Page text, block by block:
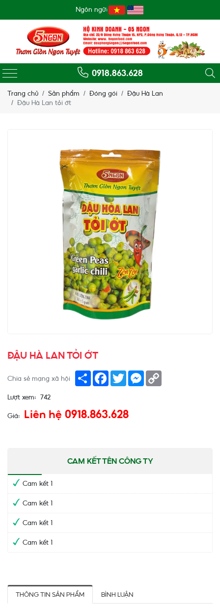
Ngôn ngữ:
0918.863.628
Trang chủ Sản phẩm Đóng gói
Đậu Hà Lan
Đậu Hà Lan tỏi ớt
ĐẬU HÀ LAN TỎI ỚT
Chia sẻ mạng xã hội
Share Facebook
Twitter Messenger
Lượt xem: 742
Giá: Liên hệ 0918.863.628
​​​​​​​CAM KẾT TÊN CÔNG TY
Cam kết 1
Cam kết 1
Cam kết 1
Cam kết 1
THÔNG TIN SẢN PHẨM BÌNH LUẬN